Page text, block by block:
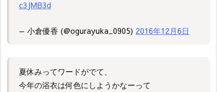
c3JMB3d
— 小倉優香 (@ogurayuka_0905) 2016年12月6日
夏休みってワードがでて、
今年の浴衣は何色にしようかなーって